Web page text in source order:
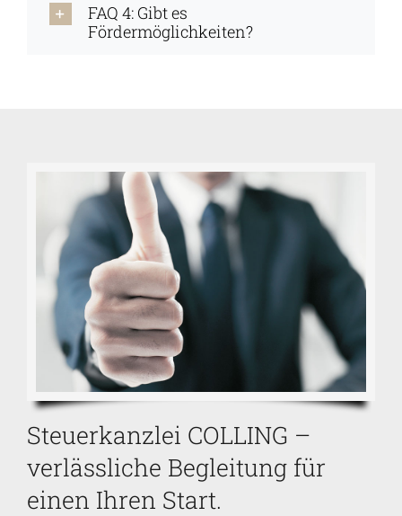
FAQ 4: Gibt es
Fördermöglichkeiten?
Steuerkanzlei COLLING –
verlässliche Begleitung für
einen Ihren Start.